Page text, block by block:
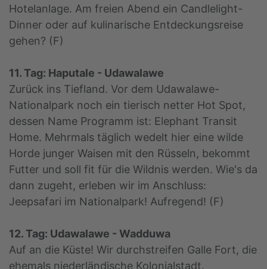
Hotelanlage. Am freien Abend ein Candlelight-
Dinner oder auf kulinarische Entdeckungsreise
gehen? (F)
11. Tag: Haputale - Udawalawe
Zurück ins Tiefland. Vor dem Udawalawe-
Nationalpark noch ein tierisch netter Hot Spot,
dessen Name Programm ist: Elephant Transit
Home. Mehrmals täglich wedelt hier eine wilde
Horde junger Waisen mit den Rüsseln, bekommt
Futter und soll fit für die Wildnis werden. Wie's da
dann zugeht, erleben wir im Anschluss:
Jeepsafari im Nationalpark! Aufregend! (F)
12. Tag: Udawalawe - Wadduwa
Auf an die Küste! Wir durchstreifen Galle Fort, die
ehemals niederländische Kolonialstadt.